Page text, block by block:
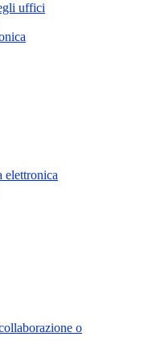
uffici
elettronica
o